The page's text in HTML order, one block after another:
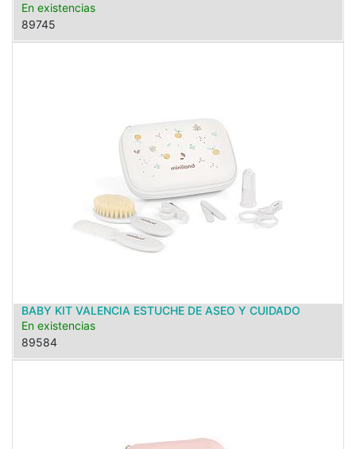
En existencias
89745
BABY KIT VALENCIA ESTUCHE DE ASEO Y CUIDADO
En existencias
89584